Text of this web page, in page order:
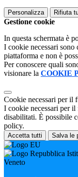
Personalizza Rifiuta
Gestione cookie
In questa schermata è
I cookie necessari
piattaforma e non è
Per conoscere quali
visionare la COOKIE
Cookie necessari per il
I cookie necessari per il
disabilitati. È possibile
policy.
Accetta tutti Salva le
Veneto